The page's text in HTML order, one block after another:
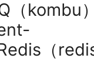
（kombu
（